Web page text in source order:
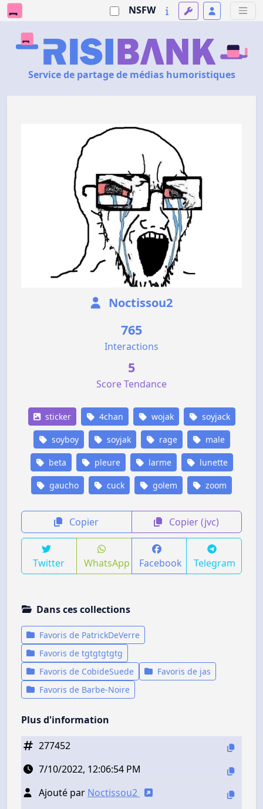
NSFW
Service de partage de médias humoristiques
Noctissou2
765
Interactions
5
Score Tendance
sticker 4chan wojak soyjack
soyboy soyjak rage male
beta pleure larme lunette
gaucho cuck golem zoom
Copier Copier (jvc)
Twitter WhatsApp Facebook Telegram
Dans ces collections
Favoris de PatrickDeVerre
Favoris de tgtgtgtgtg
Favoris de CobideSuede
Favoris de jas
Favoris de Barbe-Noire
Plus d'information
277452
7/10/2022, 12:06:54 PM
Ajouté par Noctissou2